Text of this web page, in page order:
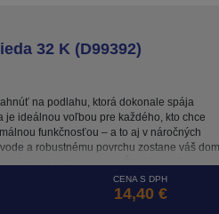
32 K (D99392)
na podlahu, ktorá dokonale spája
ideálnou voľbou pre každého, kto chce
funkčnosťou – a to aj v náročných
a robustnému povrchu zostane váš
prestížne obchodné priestory, Eight Solid
Táto podlaha, ktorá sa ľahko udržiava,
CENA S DPH
14,40 €